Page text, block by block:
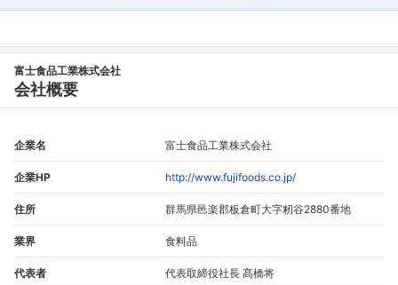
富士食品工業株式会社
会社概要
企業名 富士食品工業株式会社
企業HP http://www.fujifoods.co.jp/
住所 群馬県邑楽郡板倉町大字籾谷2880番地
業界 食料品
代表者 代表取締役社長 髙橋将